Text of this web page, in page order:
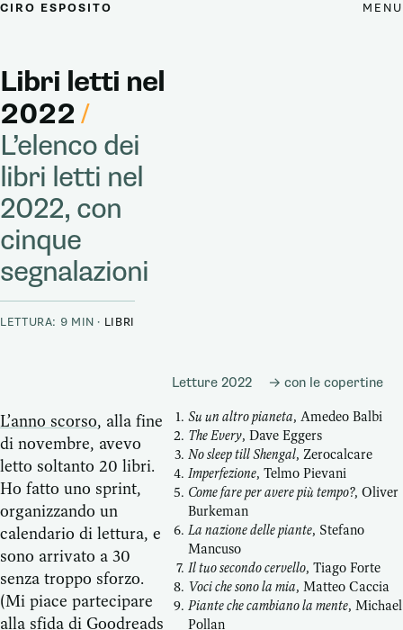
CIRO ESPOSITO MENU
Libri letti nel
2022 /
L’elenco dei
libri letti nel
2022, con
cinque
segnalazioni
LETTURA: 9 MIN · LIBRI
L’anno scorso, alla fine
di novembre, avevo
letto soltanto 20 libri.
Ho fatto uno sprint,
organizzando un
calendario di lettura, e
sono arrivato a 30
senza troppo sforzo.
(Mi piace partecipare
alla sfida di Goodreads
Letture 2022 → con le copertine
Su un altro pianeta, Amedeo Balbi
The Every, Dave Eggers
No sleep till Shengal, Zerocalcare
Imperfezione, Telmo Pievani
Come fare per avere più tempo?, Oliver
Burkeman
La nazione delle piante, Stefano
Mancuso
Il tuo secondo cervello, Tiago Forte
Voci che sono la mia, Matteo Caccia
Piante che cambiano la mente, Michael
Pollan